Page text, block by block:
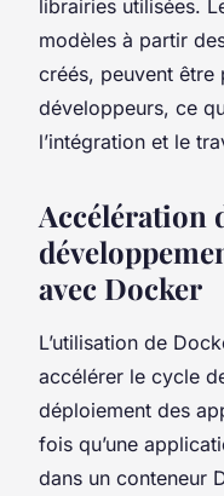
librairies utilisées.
modèles à partir
créés, peuvent être
développeurs, ce
l’intégration et le
Accélération
avec Docker
L’utilisation de
accélérer le cycle
déploiement des
fois qu’une
dans un conteneur